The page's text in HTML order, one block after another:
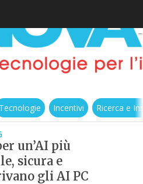
Tecnologie Incentivi Ricerca e
un’AI più
sicura e
gli AI PC